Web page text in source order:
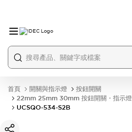
首頁 開關與指示燈
按鈕開關
22mm 25mm 30mm 按鈕開關・指示燈
UCSQO-534-S2B